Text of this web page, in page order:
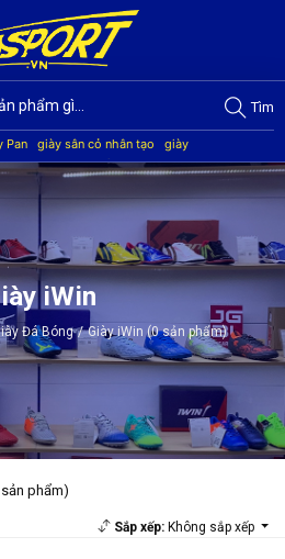
Tìm
Pan giày sân cỏ nhân tạo
giày
giày Akka quần áo bóng đá
giày
iWin
Đá Bóng / Giày iWin (0 sản phẩm)
phẩm)
Sắp xếp:Không sắp xếp